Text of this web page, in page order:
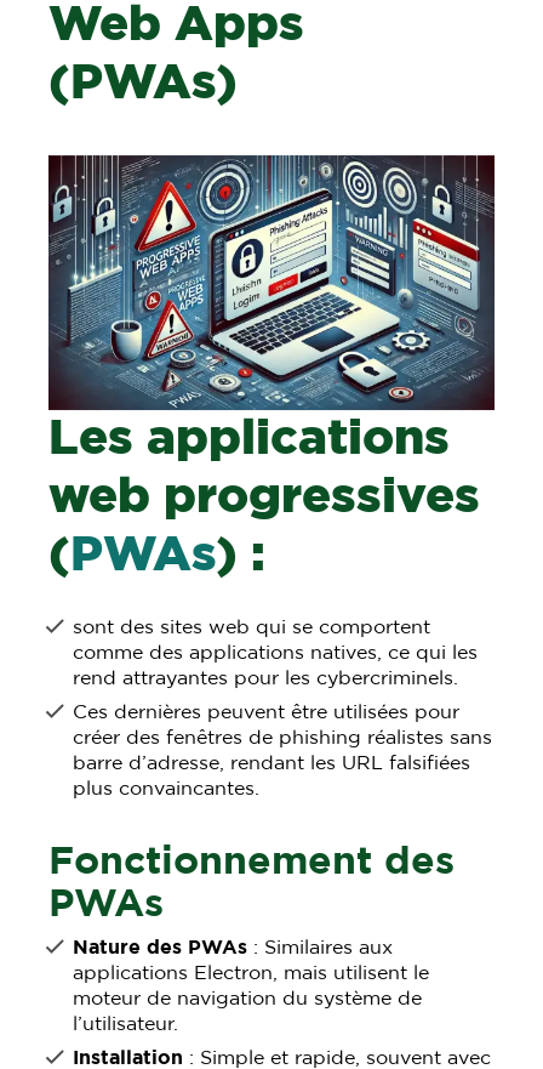
Web Apps
(PWAs)
Les applications
web progressives
( PWAs) :
sont des sites web qui se comportent
comme des applications natives, ce qui les
rend attrayantes pour les cybercriminels.
Ces dernières peuvent être utilisées pour
créer des fenêtres de phishing réalistes sans
barre d’adresse, rendant les URL falsifiées
plus convaincantes.
Fonctionnement des
PWAs
Nature des PWAs : Similaires aux
applications Electron, mais utilisent le
moteur de navigation du système de
l’utilisateur.
Installation : Simple et rapide, souvent avec